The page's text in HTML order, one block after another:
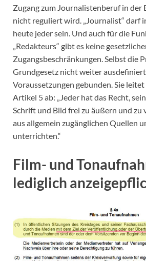
Zugang zum Journalistenberuf in der
nicht reguliert wird. „Journalist“ darf
heute jeder sein. Und auch für die
„Redakteurs“ gibt es keine
Zugangsbeschränkungen. Selbst die
Grundgesetz nicht weiter
Voraussetzungen gebunden. Sie
Artikel 5 ab: „Jeder hat das Recht,
Schrift und Bild frei zu äußern und zu
aus allgemein zugänglichen Quellen
unterrichten.“
Film- und
lediglich